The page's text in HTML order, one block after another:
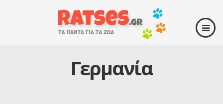
Γερμανία